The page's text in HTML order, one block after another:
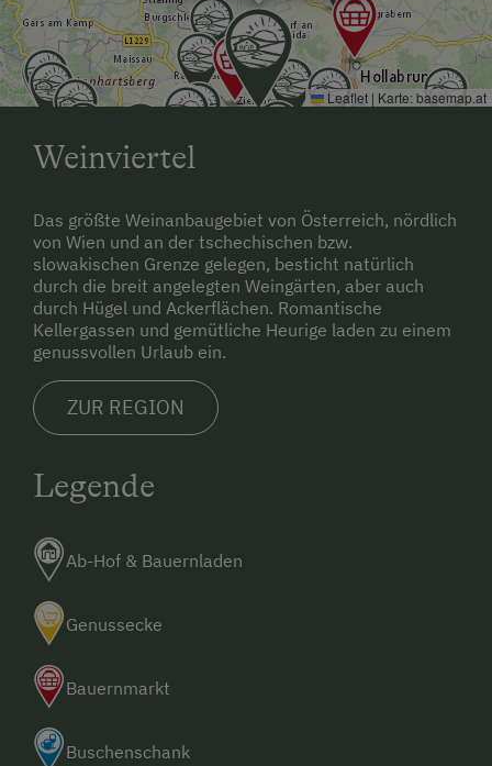
Leaflet | Karte:basemap.at
Weinviertel
Das größte Weinanbaugebiet von Österreich, nördlich
von Wien und an der tschechischen bzw.
slowakischen Grenze gelegen, besticht natürlich
durch die breit angelegten Weingärten, aber auch
durch Hügel und Ackerflächen. Romantische
Kellergassen und gemütliche Heurige laden zu einem
genussvollen Urlaub ein.
ZUR REGION
Legende
Ab-Hof & Bauernladen
Genussecke
Bauernmarkt
Buschenschank